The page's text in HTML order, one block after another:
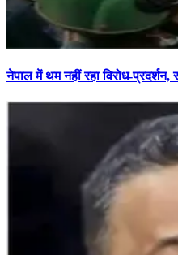
नेपाल में थम नहीं रहा विरोध-